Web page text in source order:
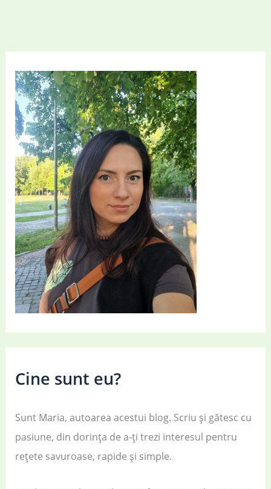
Cine sunt eu?
Sunt Maria, autoarea acestui blog. Scriu și gătesc cu
pasiune, din dorința de a-ți trezi interesul pentru
rețete savuroase, rapide și simple.